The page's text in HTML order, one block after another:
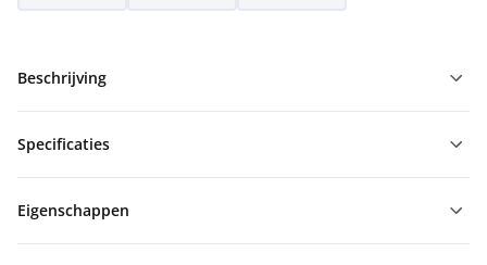
Beschrijving
Specificaties
Eigenschappen